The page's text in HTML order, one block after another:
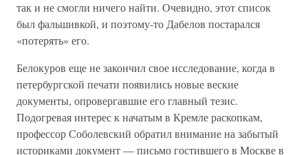
так и не смогли ничего найти. Очевидно, этот список
был фальшивкой, и поэтому-то Дабелов постарался
«потерять» его.
Белокуров еще не закончил свое исследование, когда в
петербургской печати появились новые веские
документы, опровергавшие его главный тезис.
Подогревая интерес к начатым в Кремле раскопкам,
профессор Соболевский обратил внимание на забытый
историками документ — письмо гостившего в Москве в